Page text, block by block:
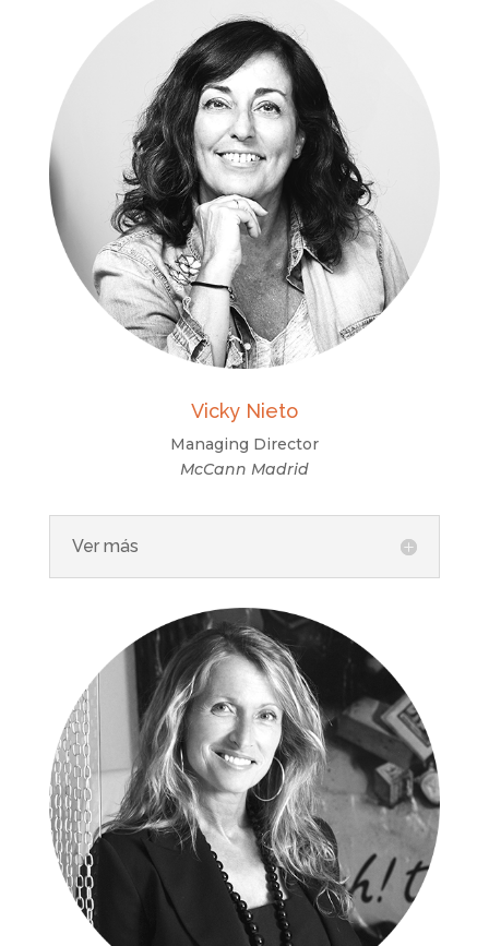
Vicky Nieto
Managing Director
McCann Madrid
Ver más